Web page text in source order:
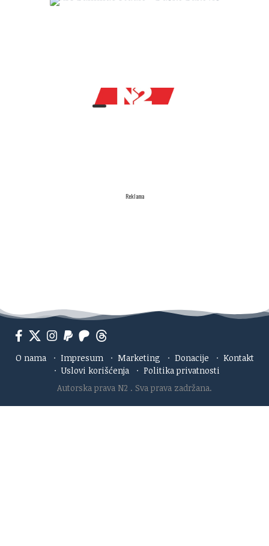
Reklama
O nama · Impresum · Marketing · Donacije · Kontakt
· Uslovi korišćenja · Politika privatnosti
Autorska prava N2 . Sva prava zadržana.